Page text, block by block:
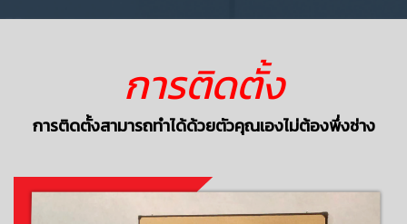
การติดตั้ง
การติดตั้งสามารถทำได้ด้วยตัวคุณเองไม่ต้องพึ่งช่าง